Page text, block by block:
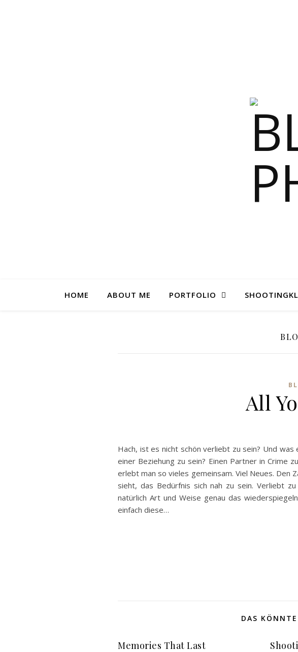
HOME ABOUT ME PORTFOLIO
All
Hach, ist es nicht schön verliebt zu sein? Und
einer Beziehung zu sein? Einen Partner in Crime
erlebt man so vieles gemeinsam. Viel Neues. Den
sieht, das Bedürfnis sich nah zu sein. Verliebt
natürlich Art und Weise genau das
einfach diese…
DAS
Memories That Last